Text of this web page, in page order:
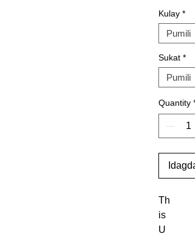
Kulay *
Sukat *
Quantity *
Th
is
U